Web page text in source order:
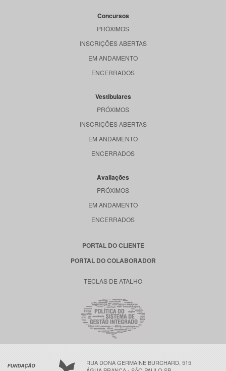
Concursos
PRÓXIMOS
INSCRIÇÕES ABERTAS
EM ANDAMENTO
ENCERRADOS
Vestibulares
PRÓXIMOS
INSCRIÇÕES ABERTAS
EM ANDAMENTO
ENCERRADOS
Avaliações
PRÓXIMOS
EM ANDAMENTO
ENCERRADOS
PORTAL DO CLIENTE
PORTAL DO COLABORADOR
TECLAS DE ATALHO
RUA DONA GERMAINE BURCHARD, 515